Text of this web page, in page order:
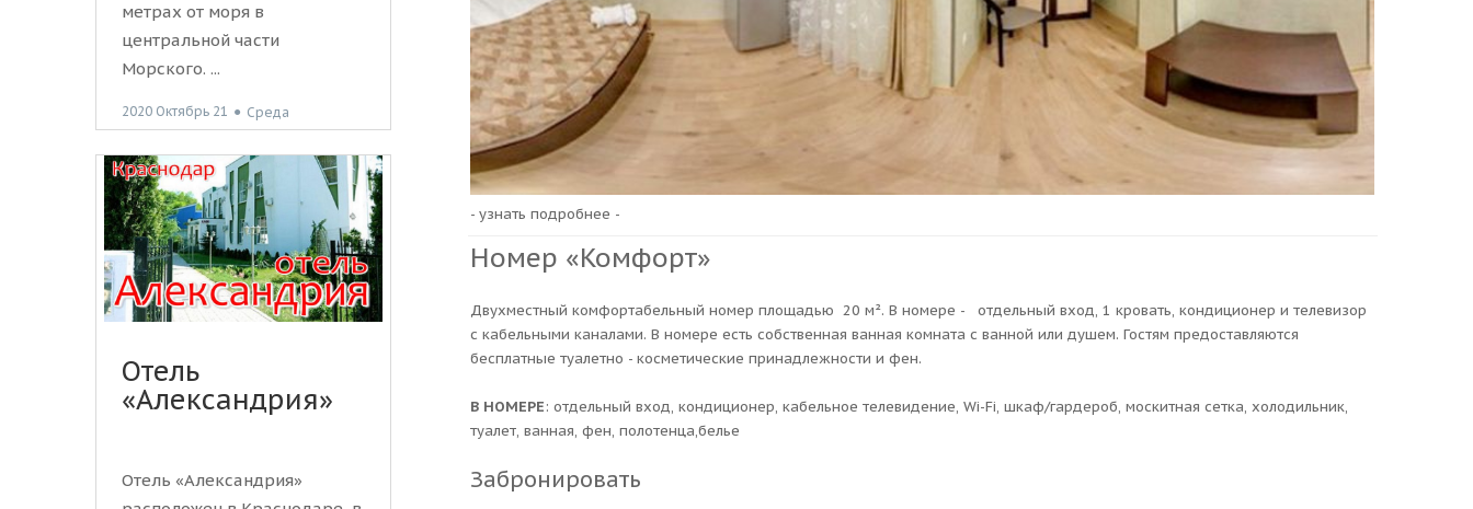
- узнать подробнее -
Номер «Комфорт»
Двухместный комфортабельный номер площадью 20 м². В номере - отдельный вход, 1 кровать, кондиционер и телевизор
с кабельными каналами. В номере есть собственная ванная комната с ванной или душем. Гостям предоставляются
бесплатные туалетно - косметические принадлежности и фен.
В НОМЕРЕ: отдельный вход, кондиционер, кабельное телевидение, Wi-Fi, шкаф/гардероб, москитная сетка, холодильник,
туалет, ванная, фен, полотенца,белье
Забронировать
метрах от моря в
центральной части
Морского. ...
2020 Октябрь 21 ● Среда
Отель
«Александрия»
Отель «Александрия»